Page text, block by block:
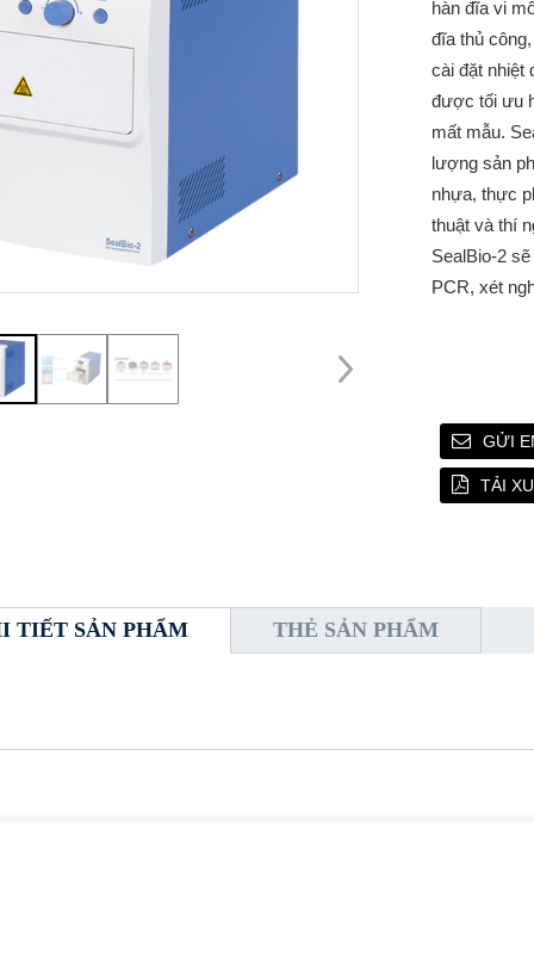
hàn đĩa vi
đĩa thủ
cài đặt nhiệt
được tối ưu
mất mẫu.
lượng sản
nhựa, thực
thuật và thí
SealBio-2
PCR, xét
GỬI
TẢI
TIẾT SẢN PHẨM THẺ SẢN PHẨM